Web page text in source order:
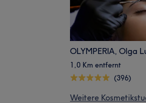
OLYMPERIA, Olga
1,0 Km entfernt
(396)
Weitere